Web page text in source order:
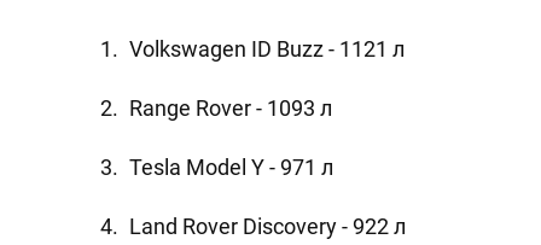
Volkswagen ID Buzz - 1121 л
Range Rover - 1093 л
Tesla Model Y - 971 л
Land Rover Discovery - 922 л